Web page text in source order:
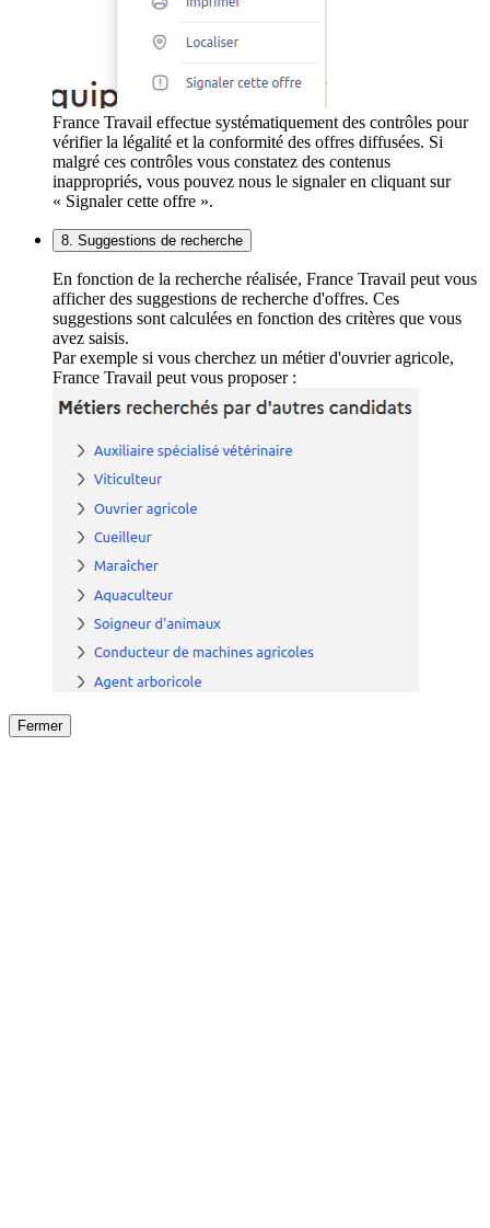
France Travail effectue systématiquement des contrôles pour
vérifier la légalité et la conformité des offres diffusées. Si
malgré ces contrôles vous constatez des contenus
inappropriés, vous pouvez nous le signaler en cliquant sur
« Signaler cette offre ».
8. Suggestions de recherche
En fonction de la recherche réalisée, France Travail peut vous
afficher des suggestions de recherche d'offres. Ces
suggestions sont calculées en fonction des critères que vous
avez saisis.
Par exemple si vous cherchez un métier d'ouvrier agricole,
France Travail peut vous proposer :
Fermer